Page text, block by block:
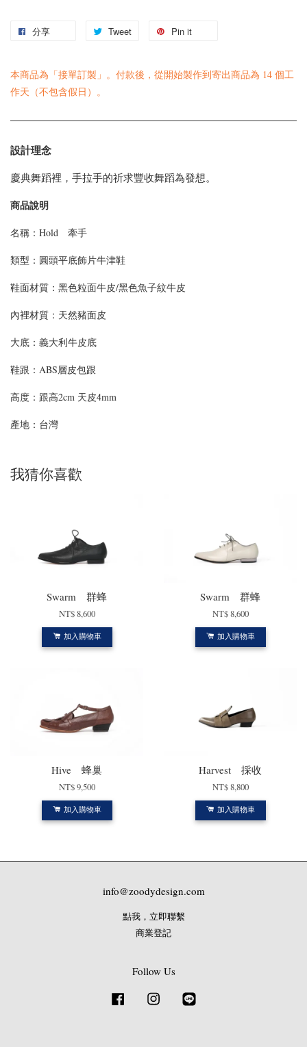
分享 Tweet Pin it
本商品為「接單訂製」。付款後，從開始製作到寄出商品為 14 個工
作天（不包含假日）。
設計理念
慶典舞蹈裡，手拉手的祈求豐收舞蹈為發想。
商品說明
名稱：Hold 牽手
類型： 圓頭平底飾片牛津鞋
鞋面材質：黑色粒面牛皮/黑色魚子紋牛皮
內裡材質：天然豬面皮
大底：義大利牛皮底
鞋跟：ABS層皮包跟
高度：跟高2cm 天皮4mm
產地：台灣
我猜你喜歡
Swarm 群蜂
NT$ 8,600
加入購物車
Swarm 群蜂
NT$ 8,600
加入購物車
Hive 蜂巢
NT$ 9,500
加入購物車
Harvest 採收
NT$ 8,800
加入購物車
info@zoodydesign.com
點我，立即聯繫
商業登記
Follow Us
Facebook Instagram